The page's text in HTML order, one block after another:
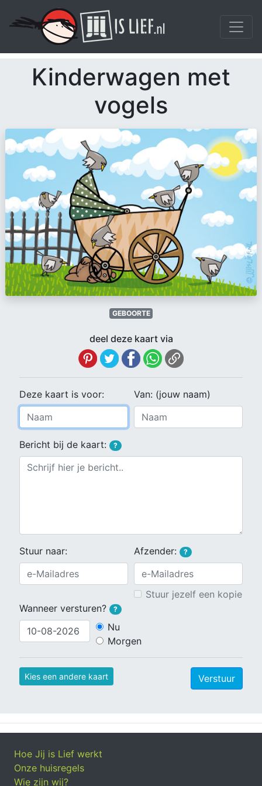
Kinderwagen met
vogels
GEBOORTE
deel deze kaart via
Deze kaart is voor: Van: (jouw naam)
Bericht bij de kaart: ?
Stuur naar: Afzender: ?
Stuur jezelf een kopie
Wanneer versturen?
?
Nu
Morgen
Kies een andere kaart Verstuur
Hoe Jij is Lief werkt
Onze huisregels
Wie zijn wij?